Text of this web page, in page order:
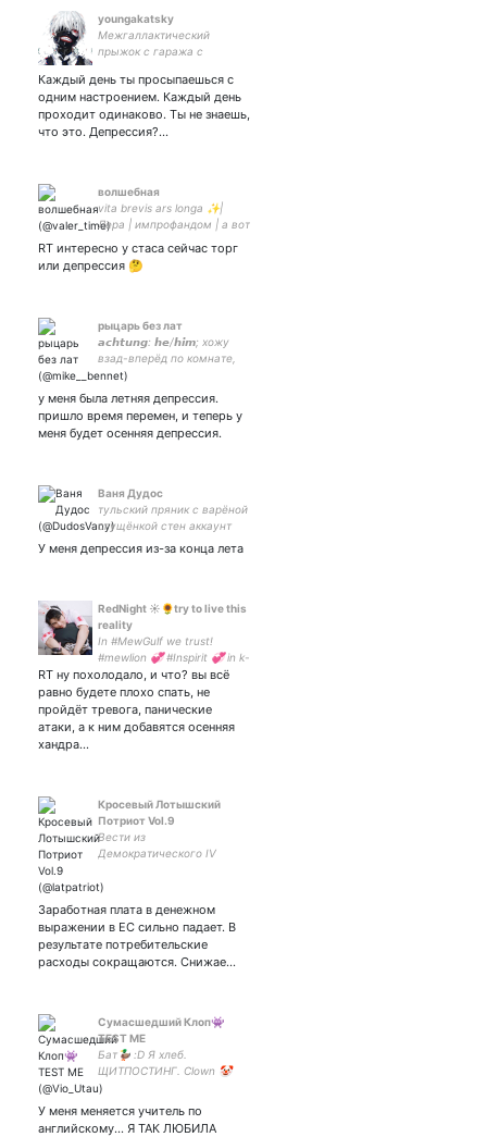
youngakatsky
Межгаллактический
прыжок с гаража с
катаной с презимлением
на стоячий член
Каждый день ты просыпаешься с
одним настроением. Каждый день
проходит одинаково. Ты не знаешь,
что это. Депрессия?…
волшебная
vita brevis ars longa ✨|
Лера | импрофандом | а вот
шастуновцев 💙 |
BLACKPINK | taste that pink
RT интересно у стаса сейчас торг
или депрессия 🤔
рыцарь без лат
𝙖𝙘𝙝𝙩𝙪𝙣𝙜: 𝙝𝙚/𝙝𝙞𝙢; хожу
взад-вперёд по комнате,
скрипя половицами и
сложенных за спиною.
мозг что-то думает, что —
не знаю. скрывает.
у меня была летняя депрессия.
пришло время перемен, и теперь у
меня будет осенняя депрессия.
Ваня Дудос
тульский пряник с варёной
сгущёнкой стен аккаунт
У меня депрессия из-за конца лета
RedNight ☀️🌻try to live this
reality
In #MewGulf we trust!
#mewlion 💞 #Inspirit 💞 in k-
pop since 2012 Sorry for my
poor English... Зато великий
и могучий могу
использовать и в хвост, и в
RT ну похолодало, и что? вы всё
равно будете плохо спать, не
пройдёт тревога, панические
атаки, а к ним добавятся осенняя
хандра…
Кросевый Лотышский
Потриот Vol.9
Вести из
Демократического IV
Заработная плата в денежном
выражении в ЕС сильно падает. В
результате потребительские
расходы сокращаются. Снижае…
Сумасшедший Клоп👾
TEST ME
Бат🦆 :D Я хлеб.
ЩИТПОСТИНГ. Clown 🤡
Жена - Дочь - Солнышки ~
Stray Kids, TxT
У меня меняется учитель по
английскому... Я ТАК ЛЮБИЛА